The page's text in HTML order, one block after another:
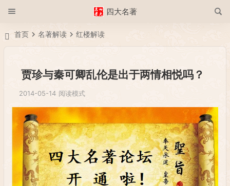
四大名著
首页 名著解读 红楼解读
贾珍与秦可卿乱伦是出于两情相悦吗？
2014-05-14 阅读模式